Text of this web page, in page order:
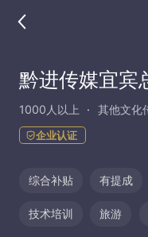
黔进传媒宜宾
1000人以上 其他文化
企业认证
综合补贴 有提成
技术培训 旅游